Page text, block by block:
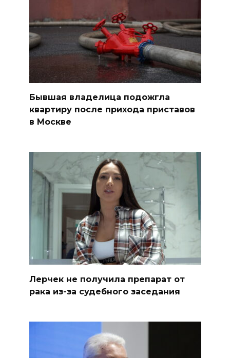
Бывшая владелица подожгла
квартиру после прихода приставов
в Москве
Лерчек не получила препарат от
рака из-за судебного заседания